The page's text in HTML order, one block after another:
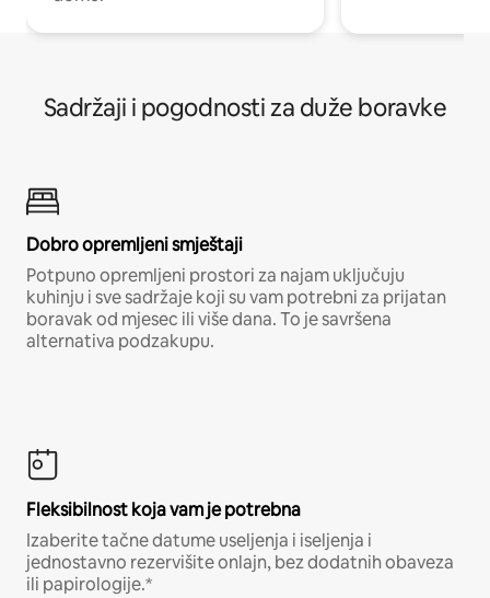
Sadržaji i pogodnosti za duže boravke
Dobro opremljeni smještaji
Potpuno opremljeni prostori za najam uključuju
kuhinju i sve sadržaje koji su vam potrebni za prijatan
boravak od mjesec ili više dana. To je savršena
alternativa podzakupu.
Fleksibilnost koja vam je potrebna
Izaberite tačne datume useljenja i iseljenja i
jednostavno rezervišite onlajn, bez dodatnih obaveza
ili papirologije.*